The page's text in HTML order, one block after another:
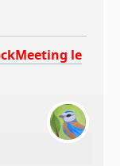
le